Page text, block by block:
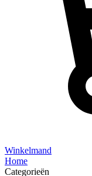
Winkelmand
Home
Categorieën